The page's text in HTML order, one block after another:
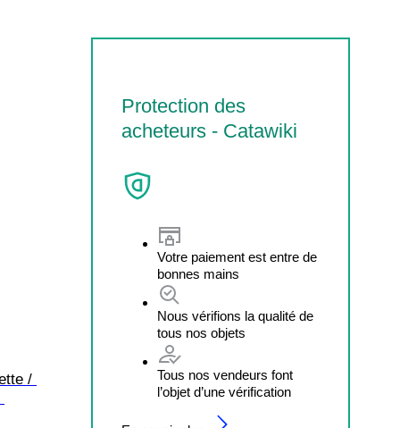
Protection des
acheteurs - Catawiki
Votre paiement est entre de
bonnes mains
Nous vérifions la qualité de
tous nos objets
Tous nos vendeurs font
l’objet d’une vérification
/